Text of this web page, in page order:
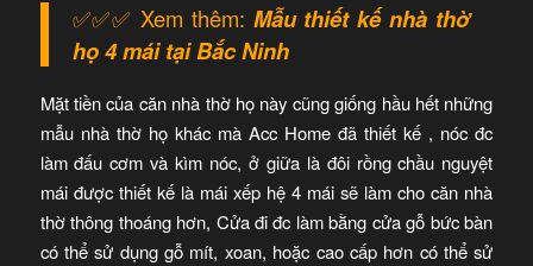
✅✅✅ Xem thêm: Mẫu thiết kế nhà thờ
họ 4 mái tại Bắc Ninh
Mặt tiền của căn nhà thờ họ này cũng giống hầu hết những
mẫu nhà thờ họ khác mà Acc Home đã thiết kế , nóc đc
làm đấu cơm và kìm nóc, ở giữa là đôi rồng chầu nguyệt
mái được thiết kế là mái xếp hệ 4 mái sẽ làm cho căn nhà
thờ thông thoáng hơn, Cửa đi đc làm bằng cửa gỗ bức bàn
có thể sử dụng gỗ mít, xoan, hoặc cao cấp hơn có thể sử